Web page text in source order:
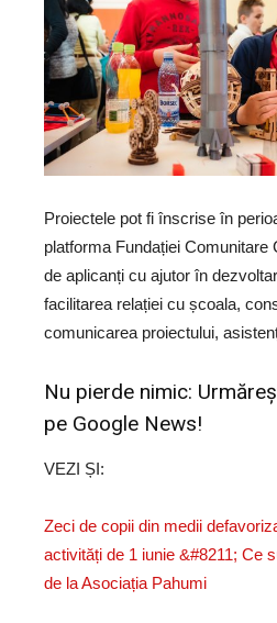
Proiectele pot fi înscrise în
platforma Fundației Comunitare
de aplicanți cu ajutor în
facilitarea relației cu școala,
comunicarea proiectului,
Nu pierde nimic:
pe Google News!
VEZI ȘI:
Zeci de copii din medii
activități de 1 iunie &#8211; Ce
de la Asociația Pahumi